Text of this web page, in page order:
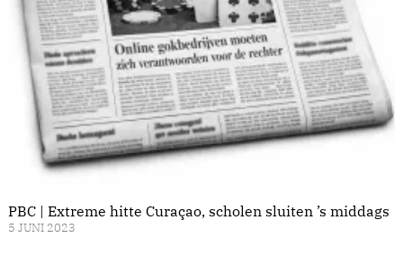
PBC | Extreme hitte Curaçao, scholen sluiten ’s middags
5 JUNI 2023